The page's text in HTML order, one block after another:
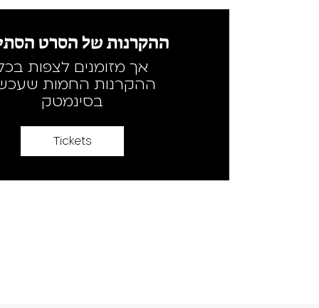
ההקרנות של הסרט
אך מזומנים לצפות
ההקרנות החמות
בסינמטק
Tickets